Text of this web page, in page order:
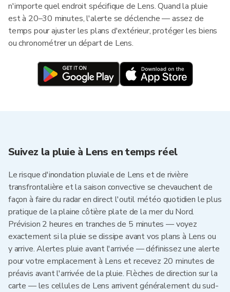
n'importe quel endroit spécifique de Lens. Quand la pluie
est à 20–30 minutes, l'alerte se déclenche — assez de
temps pour ajuster les plans d'extérieur, protéger les biens
ou chronométrer un départ de Lens.
Suivez la pluie à Lens en temps réel
Le risque d'inondation pluviale de Lens et de rivière
transfrontalière et la saison convective se chevauchent de
façon à faire du radar en direct l'outil météo quotidien le plus
pratique de la plaine côtière plate de la mer du Nord.
Prévision 2 heures en tranches de 5 minutes — voyez
exactement si la pluie se dissipe avant vos plans à Lens ou
y arrive. Alertes pluie avant l'arrivée — définissez une alerte
pour votre emplacement à Lens et recevez 20 minutes de
préavis avant l'arrivée de la pluie. Flèches de direction sur la
carte — les cellules de Lens arrivent généralement du sud-